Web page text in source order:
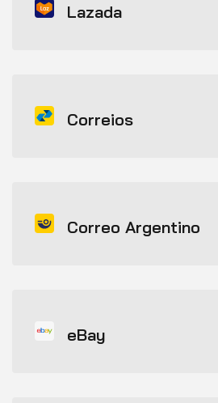
Lazada
Correios
Correo Argentino
eBay